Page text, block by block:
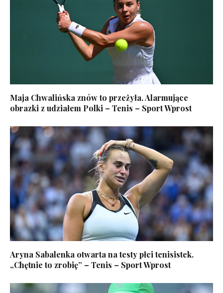
Maja Chwalińska znów to przeżyła. Alarmujące
obrazki z udziałem Polki – Tenis – Sport Wprost
Aryna Sabalenka otwarta na testy płci tenisistek.
„Chętnie to zrobię” – Tenis – Sport Wprost